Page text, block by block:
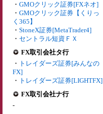
・ GMOクリック証券[FXネオ]
・ GMOクリック証券【くりっ
く365】
・ StoneX証券[MetaTrader4]
・ セントラル短資ＦＸ
FX取引会社タ行
・ トレイダーズ証券[みんなの
FX]
・ トレイダーズ証券[LIGHTFX]
FX取引会社ナ行
-